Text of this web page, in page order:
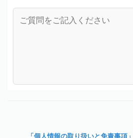
「個人情報の取り扱いと免責事項」